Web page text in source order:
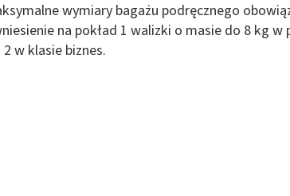
wymiary bagażu podręcznego
na pokład 1 walizki o masie do 8 kg
w klasie biznes.